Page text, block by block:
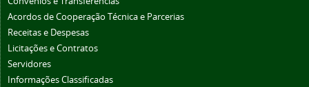
Acordos de Cooperação Técnica e Parcerias
Receitas e Despesas
Licitações e Contratos
Servidores
Informações Classificadas